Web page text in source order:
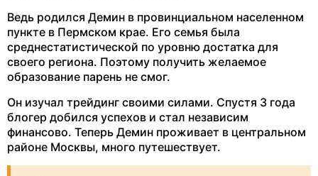
Ведь родился Демин в провинциальном населенном
пункте в Пермском крае. Его семья была
среднестатистической по уровню достатка для
своего региона. Поэтому получить желаемое
образование парень не смог.
Он изучал трейдинг своими силами. Спустя 3 года
блогер добился успехов и стал независим
финансово. Теперь Демин проживает в центральном
районе Москвы, много путешествует.